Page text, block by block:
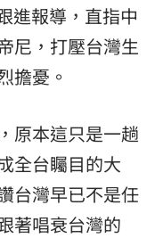
進報導，直指中
尼，打壓台灣生
擔憂。
原本這只是一趟
全台矚目的大
台灣早已不是任
著唱衰台灣的